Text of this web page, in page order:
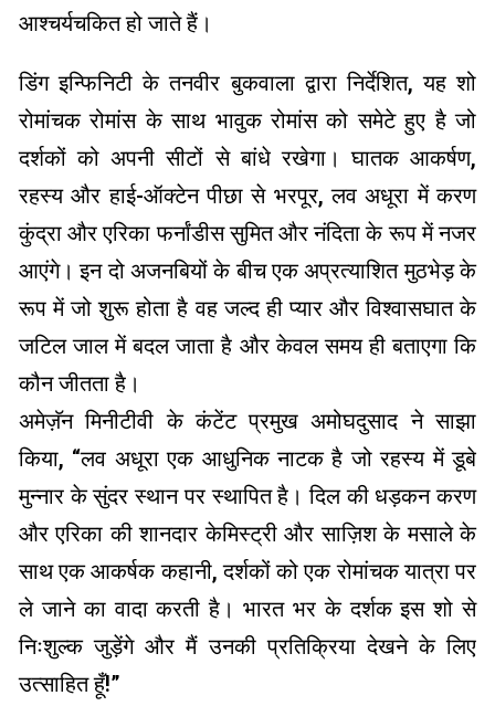
आश्चर्यचकित हो जाते हैं।
डिंग इन्फिनिटी के तनवीर बुकवाला द्वारा निर्देशित, यह शो
रोमांचक रोमांस के साथ भावुक रोमांस को समेटे हुए है जो
दर्शकों को अपनी सीटों से बांधे रखेगा। घातक आकर्षण,
रहस्य और हाई-ऑक्टेन पीछा से भरपूर, लव अधूरा में करण
कुंद्रा और एरिका फर्नांडीस सुमित और नंदिता के रूप में नजर
आएंगे। इन दो अजनबियों के बीच एक अप्रत्याशित मुठभेड़ के
रूप में जो शुरू होता है वह जल्द ही प्यार और विश्वासघात के
जटिल जाल में बदल जाता है और केवल समय ही बताएगा कि
कौन जीतता है।
अमेज़ॅन मिनीटीवी के कंटेंट प्रमुख अमोघदुसाद ने साझा
किया, “लव अधूरा एक आधुनिक नाटक है जो रहस्य में डूबे
मुन्नार के सुंदर स्थान पर स्थापित है। दिल की धड़कन करण
और एरिका की शानदार केमिस्ट्री और साज़िश के मसाले के
साथ एक आकर्षक कहानी, दर्शकों को एक रोमांचक यात्रा पर
ले जाने का वादा करती है। भारत भर के दर्शक इस शो से
निःशुल्क जुड़ेंगे और मैं उनकी प्रतिक्रिया देखने के लिए
उत्साहित हूँ!”